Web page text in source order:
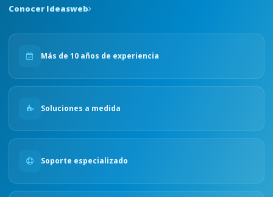
Conocer Ideasweb
Más de 10 años de experiencia
Soluciones a medida
Soporte especializado